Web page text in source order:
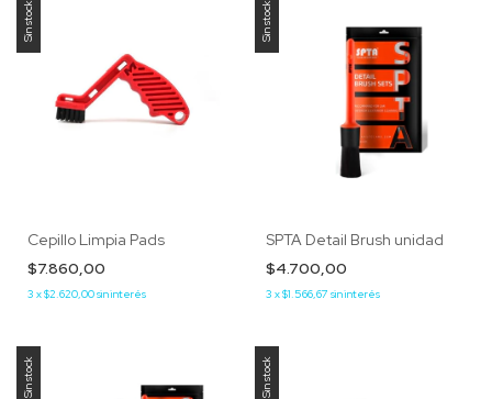
Sin stock
Cepillo Limpia Pads
$7.860,00
3 x$2.620,00sin interés
Sin stock
SPTA Detail Brush unidad
$4.700,00
3 x$1.566,67 sin interés
Sin stock Sin stock